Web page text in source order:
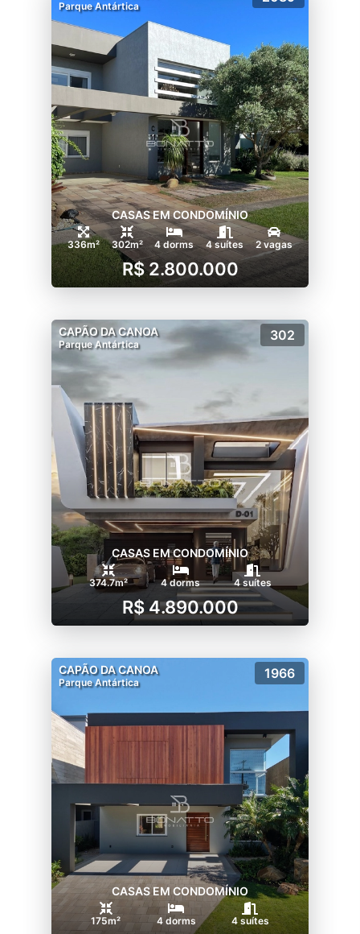
Parque Antártica
CASAS EM CONDOMÍNIO
336m² 302m² 4 dorms 4 suítes 2 vagas
R$ 2.800.000
CAPÃO DA CANOA
Parque Antártica
302
CASAS EM CONDOMÍNIO
374.7m² 4 dorms 4 suítes
R$ 4.890.000
CAPÃO DA CANOA
Parque Antártica
1966
CASAS EM CONDOMÍNIO
175m² 4 dorms 4 suítes